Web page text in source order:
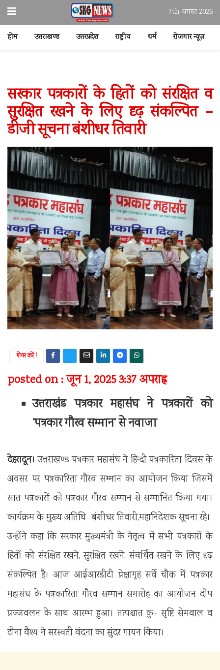
7th अगस्त 2026
होम उत्तराखण्ड उत्तरप्रदेश राष्ट्रीय धर्म रोजगार न्यूज़
सरकार पत्रकारों के हितों को संरक्षित व
सुरक्षित रखने के लिए दृढ़ संकल्पित –
डीजी सूचना बंशीधर तिवारी
शेयर करें !
posted on : जून 1, 2025 3:37 अपराह्न
उत्तराखंड पत्रकार महासंघ ने पत्रकारों को
‘पत्रकार गौरव सम्मान’ से नवाजा
देहरादून। उत्तराखण्ड पत्रकार महासंघ ने हिन्दी पत्रकारिता दिवस के
अवसर पर पत्रकारिता गौरव सम्मान का आयोजन किया जिसमें
सात पत्रकारों को पत्रकार गौरव सम्मान से सम्मानित किया गया।
कार्यक्रम के मुख्य अतिथि बंशीधर तिवारी,महानिदेशक सूचना रहे।
उन्होंने कहा कि सरकार मुख्यमंत्री के नेतृत्व में सभी पत्रकारों के
हितों को संरक्षित रखने, सुरक्षित रखने, संवर्धित रखने के लिए दृढ़
संकल्पित है। आज आईआरडीटी प्रेक्षागृह सर्वे चौक में पत्रकार
महासंघ के पत्रकारिता गौरव सम्मान समारोह का आयोजन दीप
प्रज्जवलन के साथ आरम्भ हुआ। तत्पश्चात कु- सृष्टि सेमवाल व
टीना वैश्य ने सरस्वती वंदना का सुंदर गायन किया।